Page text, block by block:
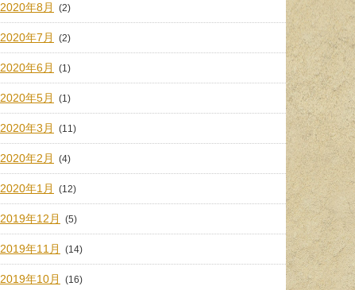
2020年8月 (2)
2020年7月 (2)
2020年6月 (1)
2020年5月 (1)
2020年3月 (11)
2020年2月 (4)
2020年1月 (12)
2019年12月 (5)
2019年11月 (14)
2019年10月 (16)